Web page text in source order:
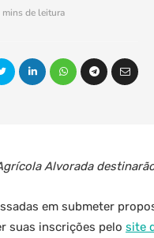
mins de leitura
Alvorada
em submeter
suas inscrições pelo site